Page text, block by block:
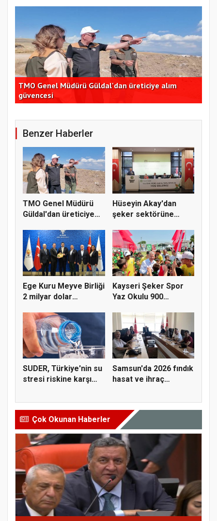
TMO Genel Müdürü Güldal'dan üreticiye alım
güvencesi
Benzer Haberler
TMO Genel Müdürü
Güldal'dan üreticiye
Hüseyin Akay'dan
şeker sektörüne
Ege Kuru Meyve Birliği
2 milyar dolar
Kayseri Şeker Spor
Yaz Okulu 900
SUDER, Türkiye'nin su
stresi riskine karşı
Samsun'da 2026 fındık
hasat ve ihraç
Çok Okunan Haberler